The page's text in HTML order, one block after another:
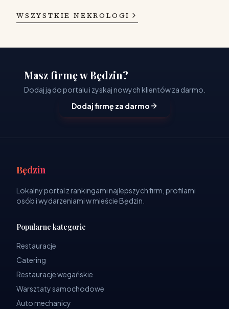
WSZYSTKIE NEKROLOGI
Masz firmę w Będzin?
Dodaj ją do portalu i zyskaj nowych klientów za darmo.
Dodaj firmę za darmo
Będzin
Lokalny portal z rankingami najlepszych firm, profilami
osób i wydarzeniami w mieście Będzin.
Popularne kategorie
Restauracje
Catering
Restauracje wegańskie
Warsztaty samochodowe
Auto mechanicy